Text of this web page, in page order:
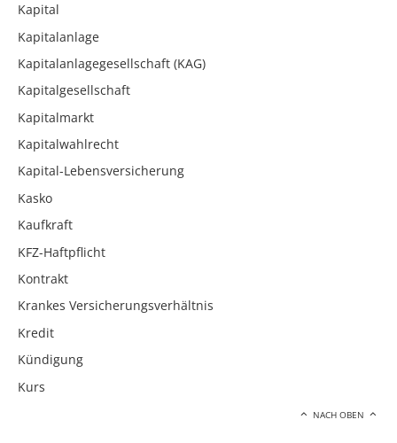
Kapital
Kapitalanlage
Kapitalanlagegesellschaft (KAG)
Kapitalgesellschaft
Kapitalmarkt
Kapitalwahlrecht
Kapital-Lebensversicherung
Kasko
Kaufkraft
KFZ-Haftpflicht
Kontrakt
Krankes Versicherungsverhältnis
Kredit
Kündigung
Kurs
NACH OBEN